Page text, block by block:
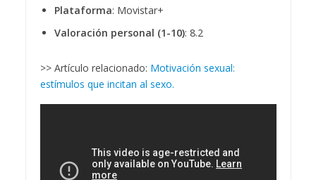
Plataforma: Movistar+
Valoración personal (1-10): 8.2
>> Artículo relacionado: Motivación sexual:
estímulos que incitan al sexo.